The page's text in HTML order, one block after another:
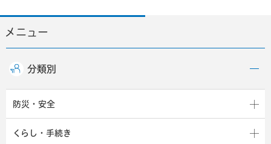
メニュー
分類別
防災・安全
くらし・手続き